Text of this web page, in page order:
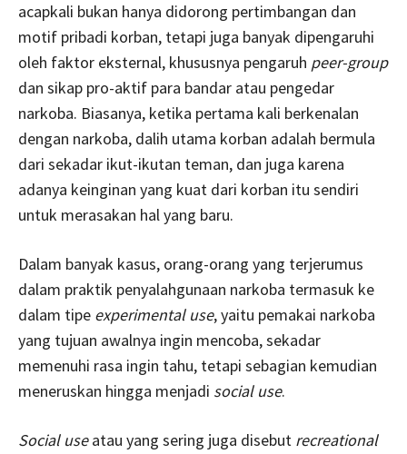
acapkali bukan hanya didorong pertimbangan dan
motif pribadi korban, tetapi juga banyak dipengaruhi
oleh faktor eksternal, khususnya pengaruh peer-group
dan sikap pro-aktif para bandar atau pengedar
narkoba. Biasanya, ketika pertama kali berkenalan
dengan narkoba, dalih utama korban adalah bermula
dari sekadar ikut-ikutan teman, dan juga karena
adanya keinginan yang kuat dari korban itu sendiri
untuk merasakan hal yang baru.
Dalam banyak kasus, orang-orang yang terjerumus
dalam praktik penyalahgunaan narkoba termasuk ke
dalam tipe experimental use, yaitu pemakai narkoba
yang tujuan awalnya ingin mencoba, sekadar
memenuhi rasa ingin tahu, tetapi sebagian kemudian
meneruskan hingga menjadi social use.
Social useatau yang sering juga disebut recreational